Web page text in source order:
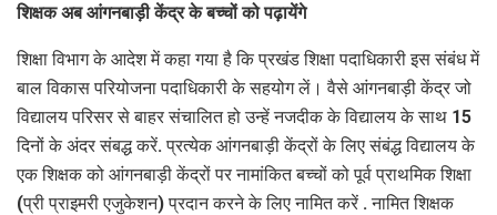
शिक्षक अब आंगनबाड़ी केंद्र के बच्चों को पढ़ायेंगे
शिक्षा विभाग के आदेश में कहा गया है कि प्रखंड शिक्षा पदाधिकारी इस संबंध में
बाल विकास परियोजना पदाधिकारी के सहयोग लें। वैसे आंगनबाड़ी केंद्र जो
विद्यालय परिसर से बाहर संचालित हो उन्हें नजदीक के विद्यालय के साथ 15
दिनों के अंदर संबद्ध करें. प्रत्येक आंगनबाड़ी केंद्रों के लिए संबंद्ध विद्यालय के
एक शिक्षक को आंगनबाड़ी केंद्रों पर नामांकित बच्चों को पूर्व प्राथमिक शिक्षा
(प्री प्राइमरी एजुकेशन) प्रदान करने के लिए नामित करें . नामित शिक्षक